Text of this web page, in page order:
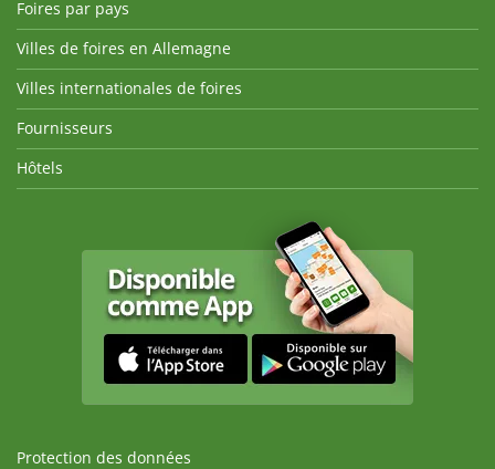
Foires par pays
Villes de foires en Allemagne
Villes internationales de foires
Fournisseurs
Hôtels
Protection des données